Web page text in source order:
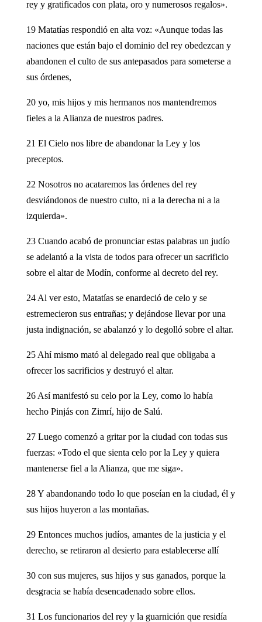
rey y gratificados con plata, oro y numerosos regalos».
19 Matatías respondió en alta voz: «Aunque todas las
naciones que están bajo el dominio del rey obedezcan y
abandonen el culto de sus antepasados para someterse a
sus órdenes,
20 yo, mis hijos y mis hermanos nos mantendremos
fieles a la Alianza de nuestros padres.
21 El Cielo nos libre de abandonar la Ley y los
preceptos.
22 Nosotros no acataremos las órdenes del rey
desviándonos de nuestro culto, ni a la derecha ni a la
izquierda».
23 Cuando acabó de pronunciar estas palabras un judío
se adelantó a la vista de todos para ofrecer un sacrificio
sobre el altar de Modín, conforme al decreto del rey.
24 Al ver esto, Matatías se enardeció de celo y se
estremecieron sus entrañas; y dejándose llevar por una
justa indignación, se abalanzó y lo degolló sobre el altar.
25 Ahí mismo mató al delegado real que obligaba a
ofrecer los sacrificios y destruyó el altar.
26 Así manifestó su celo por la Ley, como lo había
hecho Pinjás con Zimrí, hijo de Salú.
27 Luego comenzó a gritar por la ciudad con todas sus
fuerzas: «Todo el que sienta celo por la Ley y quiera
mantenerse fiel a la Alianza, que me siga».
28 Y abandonando todo lo que poseían en la ciudad, él y
sus hijos huyeron a las montañas.
29 Entonces muchos judíos, amantes de la justicia y el
derecho, se retiraron al desierto para establecerse allí
30 con sus mujeres, sus hijos y sus ganados, porque la
desgracia se había desencadenado sobre ellos.
31 Los funcionarios del rey y la guarnición que residía